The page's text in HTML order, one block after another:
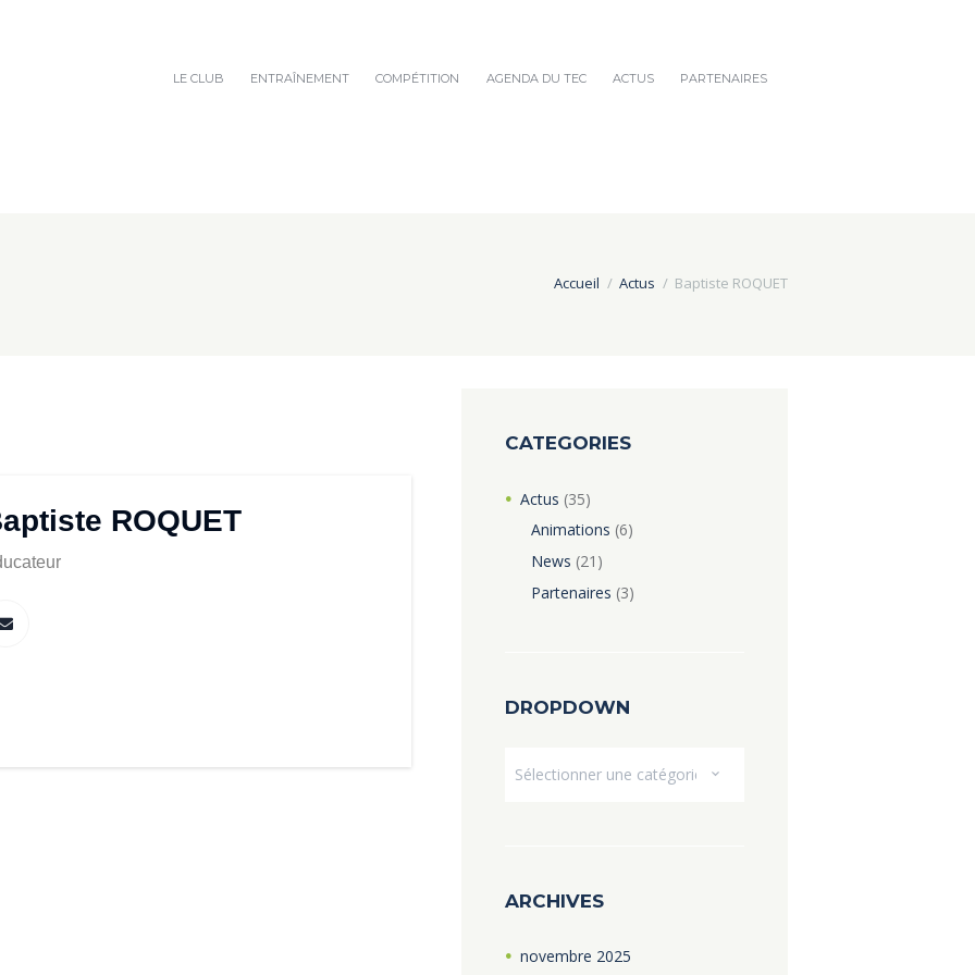
LE CLUB ENTRAÎNEMENT COMPÉTITION AGENDA DU TEC ACTUS PARTENAIRES
Accueil Actus Baptiste ROQUET
ROQUET
CATEGORIES
Actus (35)
Animations (6)
News (21)
Partenaires (3)
DROPDOWN
ARCHIVES
novembre 2025